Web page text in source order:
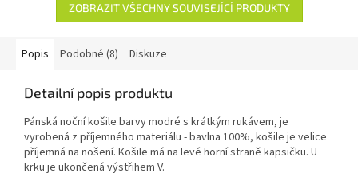
ZOBRAZIT VŠECHNY SOUVISEJÍCÍ PRODUKTY
Popis Podobné (8) Diskuze
Detailní popis produktu
Pánská noční košile barvy modré s krátkým rukávem, je
vyrobená z příjemného materiálu - bavlna 100%, košile je velice
příjemná na nošení. Košile má na levé horní straně kapsičku. U
krku je ukončená výstřihem V.